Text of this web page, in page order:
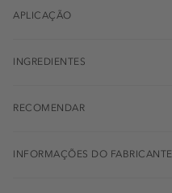
APLICAÇÃO
INGREDIENTES
RECOMENDAR
INFORMAÇÕES DO FABRICANTE